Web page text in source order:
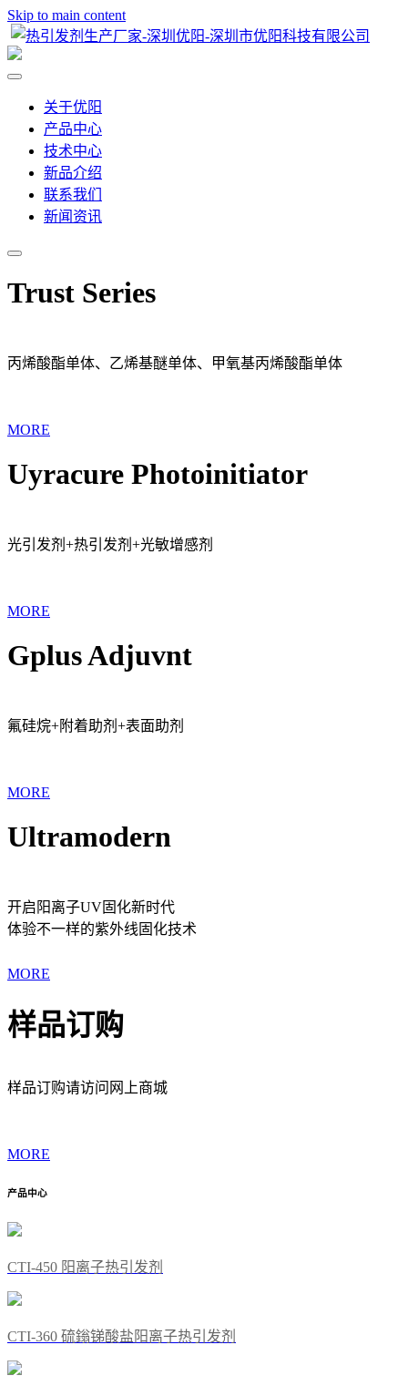
Skip to main content
关于优阳
产品中心
技术中心
新品介绍
联系我们
新闻资讯
Trust Series
丙烯酸酯单体、乙烯基醚单体、甲氧基丙烯酸酯单体
MORE
Uyracure Photoinitiator
光引发剂+热引发剂+光敏增感剂
MORE
Gplus Adjuvnt
氟硅烷+附着助剂+表面助剂
MORE
Ultramodern
开启阳离子UV固化新时代
体验不一样的紫外线固化技术
MORE
样品订购
样品订购请访问网上商城
MORE
产品中心
CTI-450 阳离子热引发剂
CTI-360 硫鎓锑酸盐阳离子热引发剂